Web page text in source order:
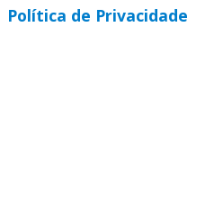
Política de Privacidade